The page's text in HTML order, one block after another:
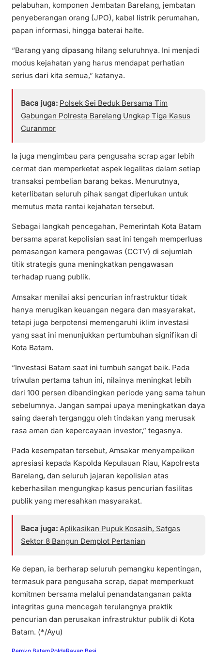
pelabuhan, komponen Jembatan Barelang, jembatan
penyeberangan orang (JPO), kabel listrik perumahan,
papan informasi, hingga baterai halte.
“Barang yang dipasang hilang seluruhnya. Ini menjadi
modus kejahatan yang harus mendapat perhatian
serius dari kita semua,” katanya.
Baca juga: Polsek Sei Beduk Bersama Tim
Gabungan Polresta Barelang Ungkap Tiga Kasus
Curanmor
Ia juga mengimbau para pengusaha scrap agar lebih
cermat dan memperketat aspek legalitas dalam setiap
transaksi pembelian barang bekas. Menurutnya,
keterlibatan seluruh pihak sangat diperlukan untuk
memutus mata rantai kejahatan tersebut.
Sebagai langkah pencegahan, Pemerintah Kota Batam
bersama aparat kepolisian saat ini tengah memperluas
pemasangan kamera pengawas (CCTV) di sejumlah
titik strategis guna meningkatkan pengawasan
terhadap ruang publik.
Amsakar menilai aksi pencurian infrastruktur tidak
hanya merugikan keuangan negara dan masyarakat,
tetapi juga berpotensi memengaruhi iklim investasi
yang saat ini menunjukkan pertumbuhan signifikan di
Kota Batam.
“Investasi Batam saat ini tumbuh sangat baik. Pada
triwulan pertama tahun ini, nilainya meningkat lebih
dari 100 persen dibandingkan periode yang sama tahun
sebelumnya. Jangan sampai upaya meningkatkan daya
saing daerah terganggu oleh tindakan yang merusak
rasa aman dan kepercayaan investor,” tegasnya.
Pada kesempatan tersebut, Amsakar menyampaikan
apresiasi kepada Kapolda Kepulauan Riau, Kapolresta
Barelang, dan seluruh jajaran kepolisian atas
keberhasilan mengungkap kasus pencurian fasilitas
publik yang meresahkan masyarakat.
Baca juga: Aplikasikan Pupuk Kosasih, Satgas
Sektor 8 Bangun Demplot Pertanian
Ke depan, ia berharap seluruh pemangku kepentingan,
termasuk para pengusaha scrap, dapat memperkuat
komitmen bersama melalui penandatanganan pakta
integritas guna mencegah terulangnya praktik
pencurian dan perusakan infrastruktur publik di Kota
Batam. (*/Ayu)